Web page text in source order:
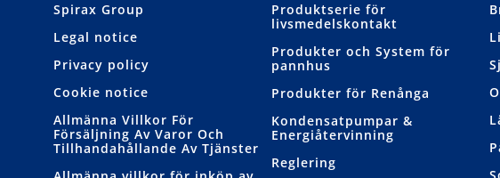
Spirax Group
Legal notice
Privacy policy
Cookie notice
Allmänna Villkor För
Försäljning Av Varor Och
Tillhandahållande Av Tjänster
Produktserie för
livsmedelskontakt
Produkter och System för
pannhus
Produkter för Renånga
Kondensatpumpar &
Energiåtervinning
Reglering